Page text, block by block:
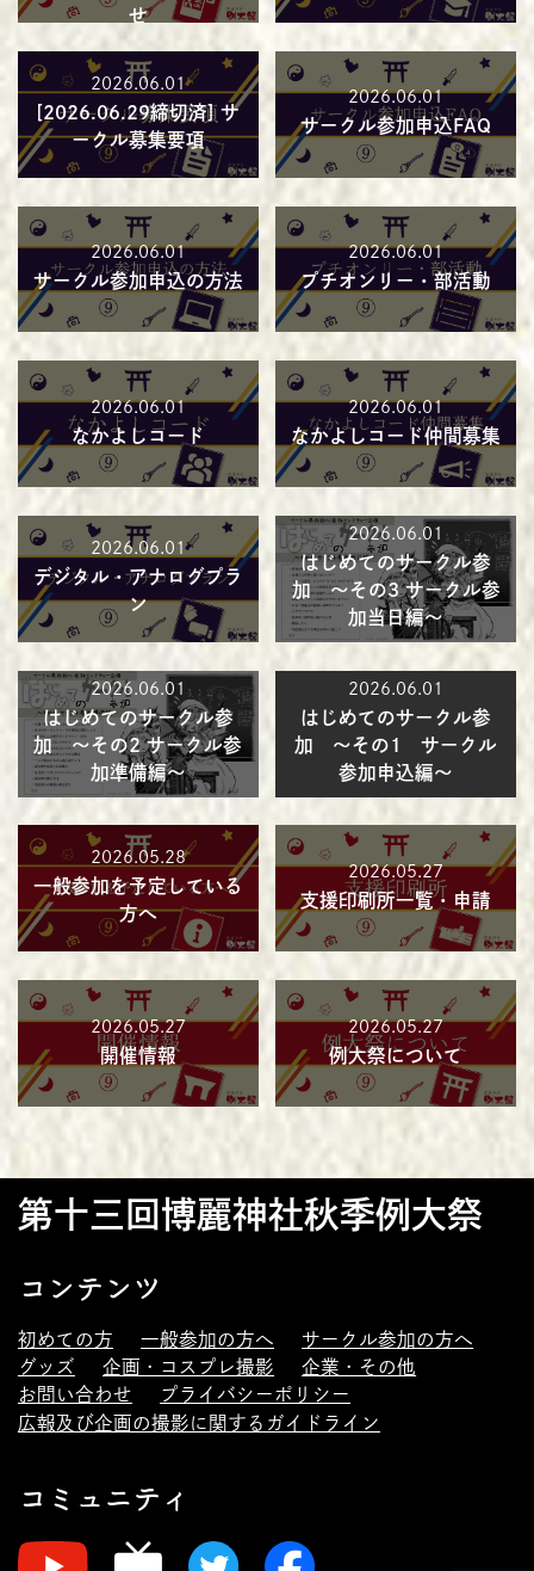
せ
2026.06.01
[2026.06.29締切済] サ
ークル募集要項
2026.06.01
サークル参加申込FAQ
2026.06.01
サークル参加申込の方法
2026.06.01
プチオンリー・部活動
2026.06.01
なかよしコード
2026.06.01
なかよしコード仲間募集
2026.06.01
デジタル・アナログプラ
ン
2026.06.01
はじめてのサークル参
加 ～その3 サークル参
加当日編～
2026.06.01
はじめてのサークル参
加 ～その2 サークル参
加準備編～
2026.06.01
はじめてのサークル参
加 ～その1 サークル
参加申込編～
2026.05.28
一般参加を予定している
方へ
2026.05.27
支援印刷所一覧・申請
2026.05.27
開催情報
2026.05.27
例大祭について
第十三回博麗神社秋季例大祭
コンテンツ
初めての方 一般参加の方へ
サークル参加の方へ
グッズ
企画・コスプレ撮影
企業・その他
お問い合わせ
プライバシーポリシー
広報及び企画の撮影に関するガイドライン
コミュニティ